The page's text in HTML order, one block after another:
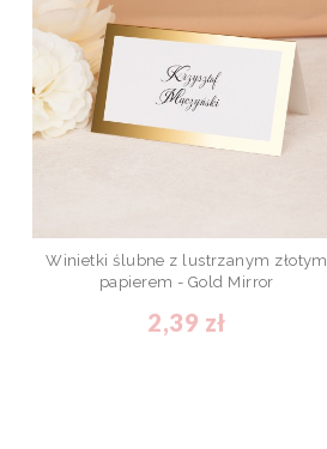
Winietki ślubne z lustrzanym złotym
papierem - Gold Mirror
2,39 zł